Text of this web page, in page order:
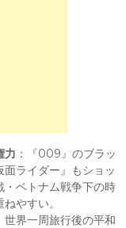
力 ：『009』のブラッ
ライダー』もショッ
・ベトナム戦争下の時
やすい。
界一周旅行後の平和